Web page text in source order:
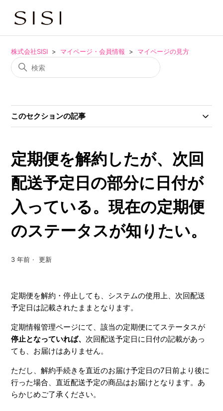
株式会社SISI マイページ・会員情報 マイページの見方
このセクションの記事
定期便を解約したが、次回
配送予定日の部分に日付が
入っている。現在の定期便
のステータスが知りたい。
3 年前 更新
定期便を解約・停止しても、システムの使用上、次回配送
予定日は記載されたままとなります。
定期情報管理ページにて、該当の定期便にてステータスが
停止となっていれば、 次回配送予定日に日付の記載があっ
ても、お届けはありません。
ただし、解約手続きを直近のお届け予定日の7日前より後に
行った場合、直近配送予定の商品はお届けとなります。あ
らかじめご了承ください。